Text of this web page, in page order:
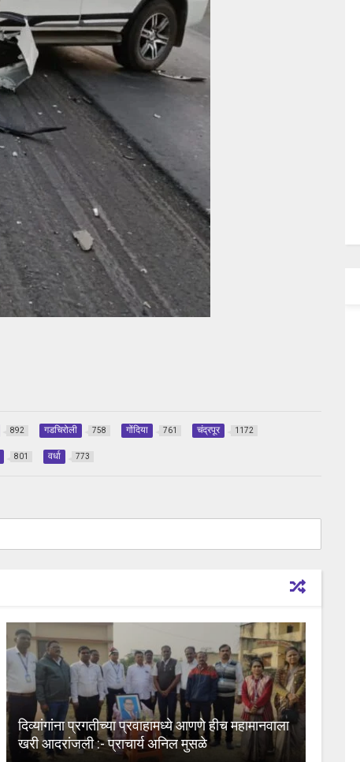
892 गडचिरोली 758 गोंदिया 761 चंद्रपूर 1172
801 वर्धा 773
दिव्यांगांना प्रगतीच्या प्रवाहामध्ये आणणे हीच महामानवाला
खरी आदरांजली :- प्राचार्य अनिल मुसळे